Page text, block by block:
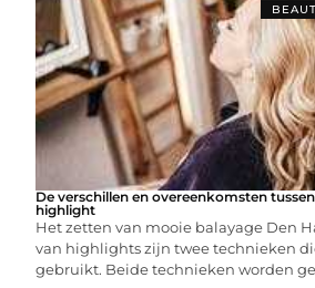
De verschillen en overeenkomsten
highlight
Het zetten van mooie balayage Den
van highlights zijn twee technieken
gebruikt. Beide technieken worden